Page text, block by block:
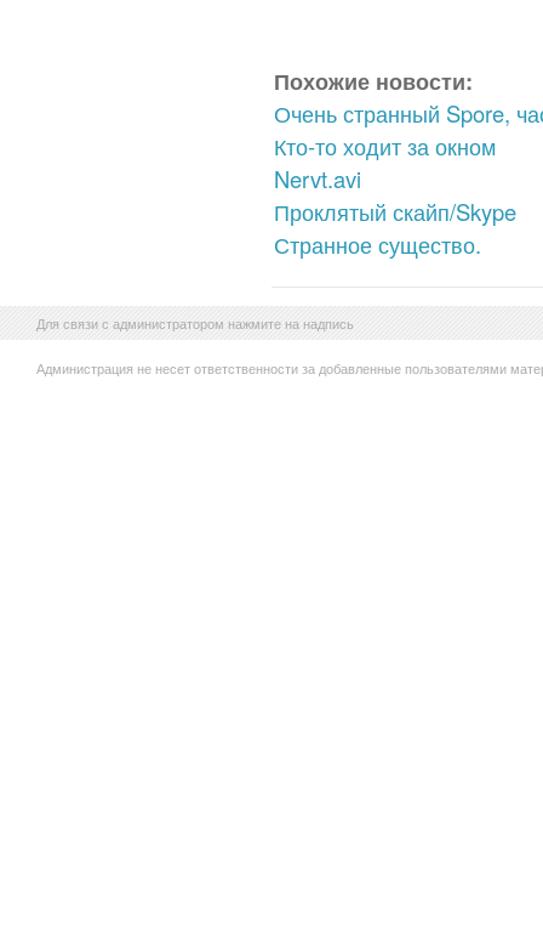
Похожие новости:
Очень странный Spore,
Кто-то ходит за окном
Nervt.avi
Проклятый скайп/Skype
Странное существо.
Для связи с администратором нажмите на надпись
Администрация не несет ответственности за добавленные пользователями